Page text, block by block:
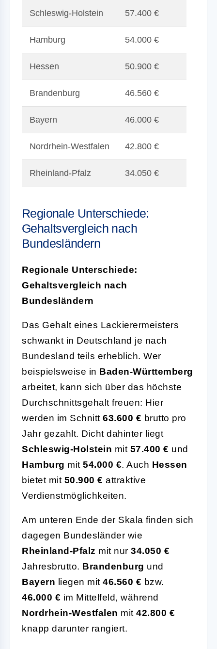
Schleswig-Holstein 57.400 €
Hamburg 54.000 €
Hessen 50.900 €
Brandenburg 46.560 €
Bayern 46.000 €
Nordrhein-Westfalen 42.800 €
Rheinland-Pfalz 34.050 €
Regionale Unterschiede:
Gehaltsvergleich nach
Bundesländern
Regionale Unterschiede:
Gehaltsvergleich nach
Bundesländern
Das Gehalt eines Lackierermeisters
schwankt in Deutschland je nach
Bundesland teils erheblich. Wer
beispielsweise in Baden-Württemberg
arbeitet, kann sich über das höchste
Durchschnittsgehalt freuen: Hier
werden im Schnitt 63.600 € brutto pro
Jahr gezahlt. Dicht dahinter liegt
Schleswig-Holstein mit 57.400 € und
Hamburg mit 54.000 €. Auch Hessen
bietet mit 50.900 € attraktive
Verdienstmöglichkeiten.
Am unteren Ende der Skala finden sich
dagegen Bundesländer wie
Rheinland-Pfalz mit nur 34.050 €
Jahresbrutto. Brandenburg und
Bayern liegen mit 46.560 € bzw.
46.000 € im Mittelfeld, während
Nordrhein-Westfalen mit 42.800 €
knapp darunter rangiert.